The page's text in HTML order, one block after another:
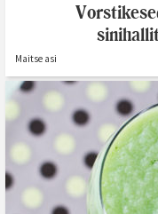
Maitse asi